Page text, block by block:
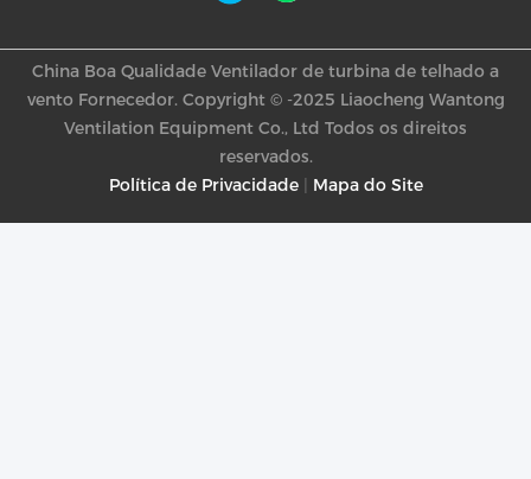
Política de Privacidade| Mapa do Site
China Boa Qualidade Ventilador de turbina de telhado a
vento Fornecedor. Copyright © -2025 Liaocheng Wantong
Ventilation Equipment Co., Ltd Todos os direitos
reservados.